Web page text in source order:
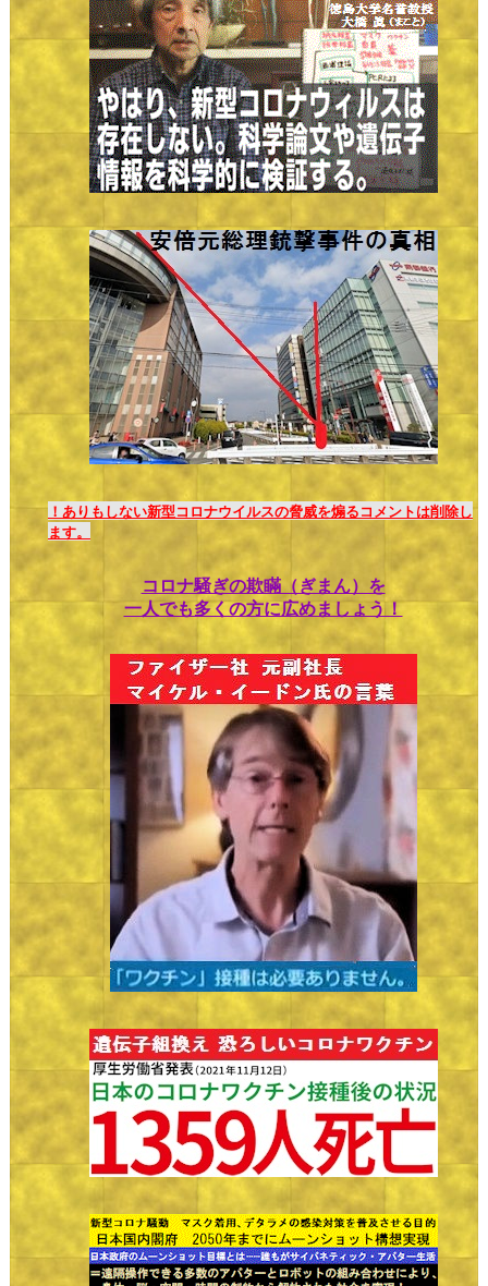
！ありもしない新型コロナウイルスの脅威を煽るコメントは削除し
ます。
コロナ騒ぎの欺瞞（ぎまん）を
一人でも多くの方に広めましょう！